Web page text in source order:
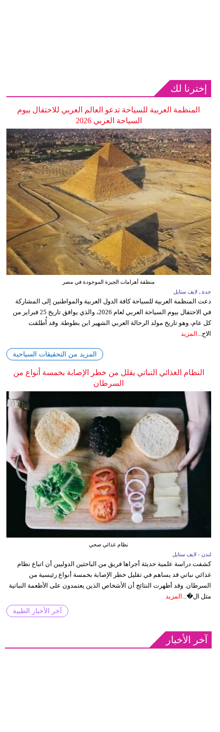
إخترنا لك
المنظمة العربية للسياحة تدعو العالم العربي للاحتفال بيوم
السياحة العربي 2026
منطقة أهرامات الجيزة الموجودة في مصر
جدة ـ لايف ستايل
دعت المنظمة العربية للسياحة كافة الدول العربية والمواطنين إلى المشاركة
في الاحتفال بيوم السياحة العربي لعام 2026، والذي يوافق تاريخ 25 فبراير من
كل عام، وهو تاريخ مولد الرحالة العربي الشهير ابن بطوطة. وقد أُطلقت
الاح... المزيد
المزيد من التحقيقات السياحية
النظام الغذائي النباتي يقلل من خطر الإصابة بخمسة أنواع من
السرطان
نظام غذائي صحي
لندن - لايف ستايل
كشفت دراسة علمية حديثة أجراها فريق من الباحثين الدوليين أن اتباع نظام
غذائي نباتي قد يساهم في تقليل خطر الإصابة بخمسة أنواع رئيسية من
السرطان. وقد أظهرت النتائج أن الأشخاص الذين يعتمدون على الأطعمة النباتية
مثل ال�...
المزيد
آخر الأخبار الطبية
آخر الأخبار